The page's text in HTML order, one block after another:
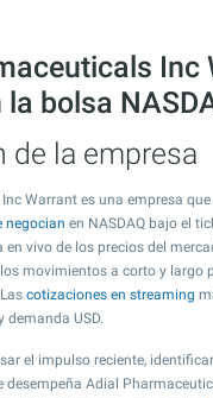
Inc
la bolsa
de la empresa
Warrant es una empresa
negocian en NASDAQ bajo el
vivo de los precios del
movimientos a corto y largo
cotizaciones en streaming
demanda USD.
el impulso reciente,
desempeña Adial